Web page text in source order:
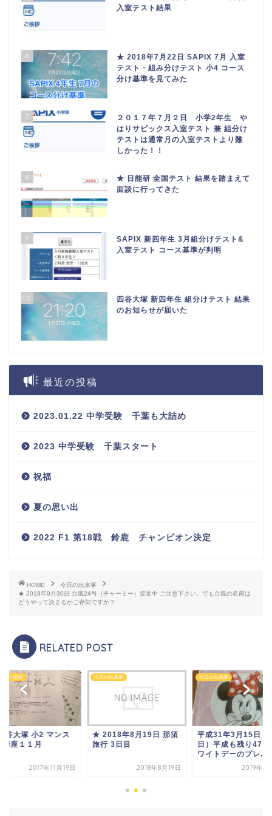
入室テスト結果
6
★ 2018年7月22日 SAPIX 7月 入室
テスト・組み分けテスト 小4 コース
分け基準を見てみた
7
２０１７年７月２日 小学2年生 や
はりサピックス入室テスト 兼 組分け
テストは通常月の入室テストより難
しかった！！
8
★ 日能研 全国テスト 結果を踏まえて
面談に行ってきた
9
SAPIX 新四年生 3月組分けテスト&
入室テスト コース基準が判明
10
四谷大塚 新四年生 組分けテスト 結果
のお知らせが届いた
最近の投稿
2023.01.22 中学受験 千葉も大詰め
2023 中学受験 千葉スタート
祝福
夏の思い出
2022 F1 第18戦 鈴鹿 チャンピオン決定
HOME
今日の出来事
★ 2018年9月30日 台風24号（チャーミー）接近中 ご注意下さい。でも台風の名前は
どうやって決まるかご存知ですか？
RELATED POST
リー講座
谷大塚 小2 マンス
講座１１月
2017年11月19日
今日の出来事
★ 2018年8月19日 那須
旅行 3日目
2018年8月19日
今日の出来事
平成31年3月15日（
日）平成も残り47日
ワイトデーのプレ...
2019年3